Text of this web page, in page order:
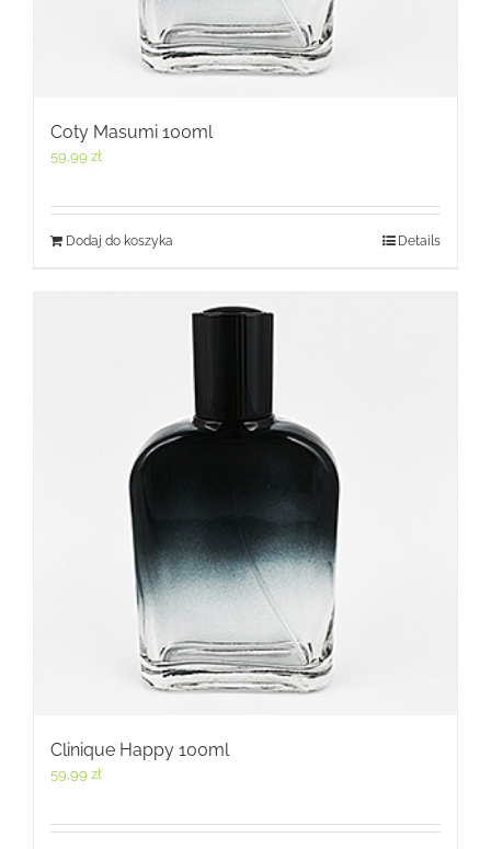
Coty Masumi 100ml
59,99 zł
Dodaj do koszyka Details
Clinique Happy 100ml
59,99 zł